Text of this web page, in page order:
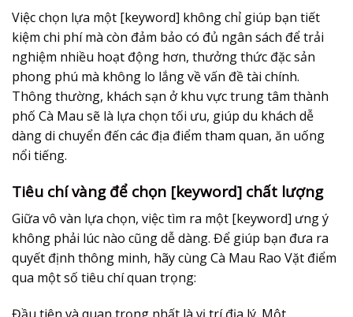
Việc chọn lựa một [keyword] không chỉ giúp bạn tiết
kiệm chi phí mà còn đảm bảo có đủ ngân sách để trải
nghiệm nhiều hoạt động hơn, thưởng thức đặc sản
phong phú mà không lo lắng về vấn đề tài chính.
Thông thường, khách sạn ở khu vực trung tâm thành
phố Cà Mau sẽ là lựa chọn tối ưu, giúp du khách dễ
dàng di chuyển đến các địa điểm tham quan, ăn uống
nổi tiếng.
Tiêu chí vàng để chọn [keyword] chất lượng
Giữa vô vàn lựa chọn, việc tìm ra một [keyword] ưng ý
không phải lúc nào cũng dễ dàng. Để giúp bạn đưa ra
quyết định thông minh, hãy cùng Cà Mau Rao Vặt điểm
qua một số tiêu chí quan trọng:
Đầu tiên và quan trọng nhất là vị trí địa lý. Một